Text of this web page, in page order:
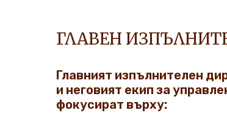
ГЛАВЕН
Главният изпълнителен
и неговият екип за
фокусират върху: